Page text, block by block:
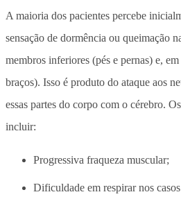
A maioria dos pacientes percebe
sensação de dormência ou queimação
membros inferiores (pés e pernas) e,
braços). Isso é produto do ataque aos
essas partes do corpo com o cérebro.
incluir:
Progressiva fraqueza muscular;
Dificuldade em respirar nos